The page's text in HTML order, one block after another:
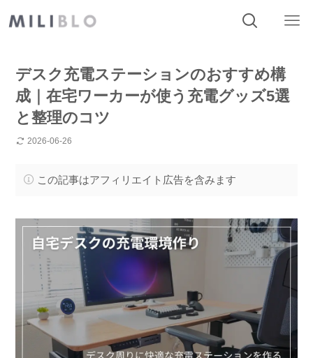
デスク充電ステーションのおすすめ構
成｜在宅ワーカーが使う充電グッズ5選
と整理のコツ
2026-06-26
この記事はアフィリエイト広告を含みます